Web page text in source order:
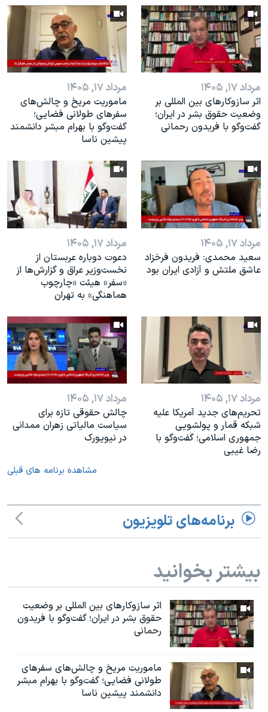
نرگس محمدی برنده جایزه نوبل صلح
همایش محافظه‌کاران آمریکا «سی‌پک»
صفحه‌های ویژه
سفر پرزیدنت ترامپ به چینمرداد ۱۷, ۱۴۰۵
اثر ساز‌و‌کارهای بین المللی بر
وضعیت حقوق بشر در ایران؛
گفت‌وگو با فریدون رحمانی
مرداد ۱۷, ۱۴۰۵
ماموریت مریخ و چالش‌های
سفرهای طولانی فضایی؛
گفت‌وگو با بهرام مبشر دانشمند
پیشین ناسا
مرداد ۱۷, ۱۴۰۵
سعید محمدی: فریدون فرخزاد
عاشق ملتش و آزادی ایران بود
مرداد ۱۷, ۱۴۰۵
دعوت دوباره عربستان از
نخست‌وزیر عراق و گزارش‌ها از
«سفر» هیئت «چارچوب
هماهنگی» به تهران
مرداد ۱۷, ۱۴۰۵
تحریم‌های جدید آمریکا علیه
شبکه قمار و پولشویی
جمهوری اسلامی؛ گفت‌وگو با
رضا غیبی
مرداد ۱۷, ۱۴۰۵
چالش حقوقی تازه برای
سیاست مالیاتی زهران ممدانی
در نیویورک
مشاهده برنامه های قبلی
برنامه‌های تلویزیون
بیشتر بخوانید
اثر ساز‌و‌کارهای بین المللی بر وضعیت
حقوق بشر در ایران؛ گفت‌وگو با فریدون
رحمانی
ماموریت مریخ و چالش‌های سفرهای
طولانی فضایی؛ گفت‌وگو با بهرام مبشر
دانشمند پیشین ناسا